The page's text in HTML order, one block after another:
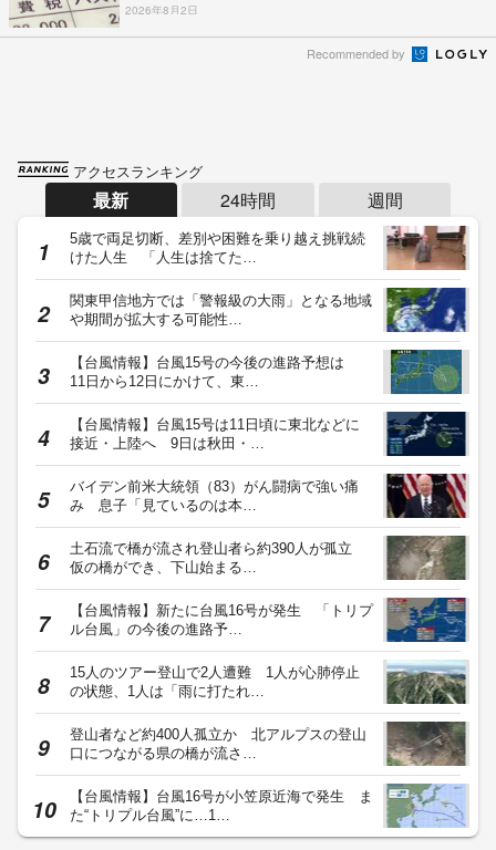
2026年8月2日
Recommended by
アクセスランキング
最新 24時間 週間
5歳で両足切断、差別や困難を乗り越え挑戦続
けた人生 「人生は捨てた…
関東甲信地方では「警報級の大雨」となる地域
や期間が拡大する可能性…
【台風情報】台風15号の今後の進路予想は
11日から12日にかけて、東…
【台風情報】台風15号は11日頃に東北などに
接近・上陸へ 9日は秋田・…
バイデン前米大統領（83）がん闘病で強い痛
み 息子「見ているのは本…
土石流で橋が流され登山者ら約390人が孤立
仮の橋ができ、下山始まる…
【台風情報】新たに台風16号が発生 「トリプ
ル台風」の今後の進路予…
15人のツアー登山で2人遭難 1人が心肺停止
の状態、1人は「雨に打たれ…
登山者など約400人孤立か 北アルプスの登山
口につながる県の橋が流さ…
【台風情報】台風16号が小笠原近海で発生 ま
た“トリプル台風”に…1…